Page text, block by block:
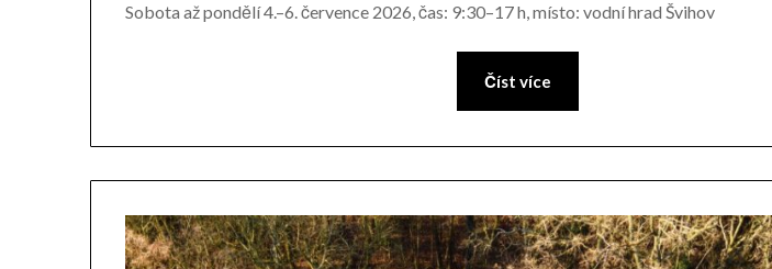
Sobota až pondělí 4.–6. července 2026, čas: 9:30–17 h, místo: vodní hrad Švihov
Číst více